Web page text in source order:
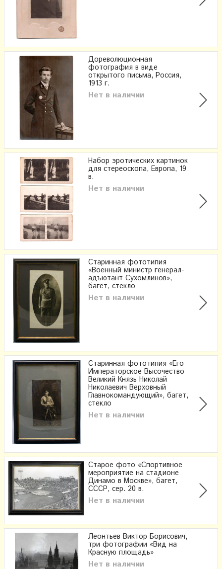
Дореволюционная
фотография в виде
открытого письма, Россия,
1913 г.
Нет в наличии
Набор эротических картинок
для стереоскопа, Европа, 19
в.
Нет в наличии
Старинная фототипия
«Военный министр генерал-
адъютант Сухомлинов»,
багет, стекло
Нет в наличии
Старинная фототипия «Его
Императорское Высочество
Великий Князь Николай
Николаевич Верховный
Главнокомандующий», багет,
стекло
Нет в наличии
Старое фото «Спортивное
мероприятие на стадионе
Динамо в Москве», багет,
СССР, сер. 20 в.
Нет в наличии
Леонтьев Виктор Борисович,
три фотографии «Вид на
Красную площадь»
Нет в наличии